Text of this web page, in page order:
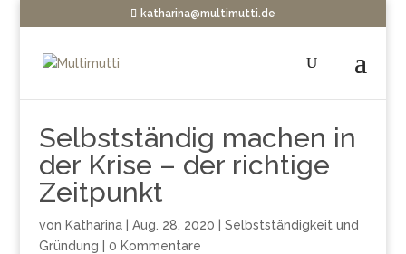
katharina@multimutti.de
Selbstständig machen in
der Krise – der richtige
Zeitpunkt
von Katharina| Aug. 28, 2020
Selbstständigkeit und
Gründung
0 Kommentare